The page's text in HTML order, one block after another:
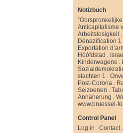
Notizbuch
Anticapitalisme
Arbeitslosigkeit.
Dénazification 1
Exportation
Hóófdstad .
Kinderwagens .
slachten 1 .
Post-Corona .
Seizoenen .
Annäherung .
www.bruessel-
Control Panel
Log in .Contact.